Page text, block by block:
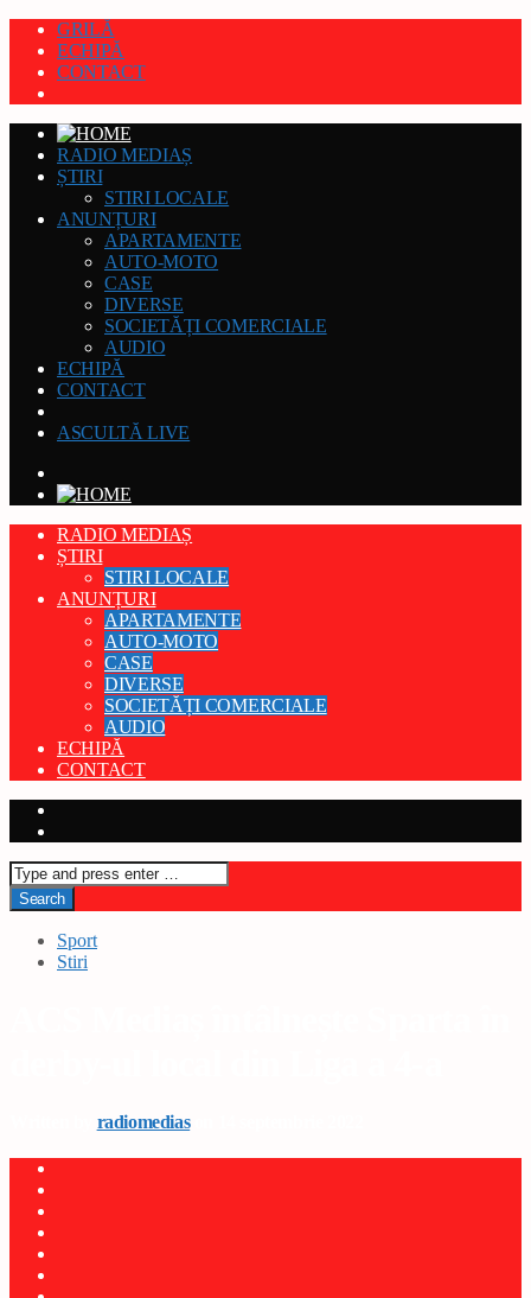
GRILĂ
ECHIPĂ
CONTACT
RADIO MEDIAȘ
ȘTIRI
STIRI LOCALE
ANUNȚURI
APARTAMENTE
AUTO-MOTO
CASE
DIVERSE
SOCIETĂȚI COMERCIALE
AUDIO
ECHIPĂ
CONTACT
ASCULTĂ LIVE
RADIO MEDIAȘ
ȘTIRI
STIRI LOCALE
ANUNȚURI
APARTAMENTE
AUTO-MOTO
CASE
DIVERSE
SOCIETĂȚI COMERCIALE
AUDIO
ECHIPĂ
CONTACT
Sport
Stiri
radiomediason 14 septembrie 2022